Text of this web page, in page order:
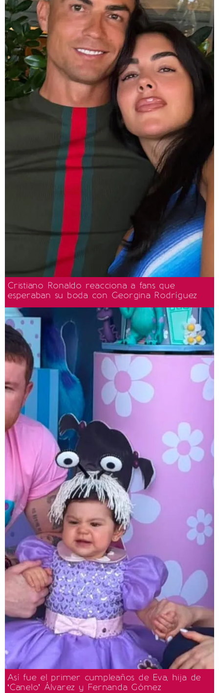
Cristiano Ronaldo reacciona a fans que
esperaban su boda con Georgina Rodríguez
Así fue el primer cumpleaños de Eva, hija de
‘Canelo’ Álvarez y Fernanda Gómez